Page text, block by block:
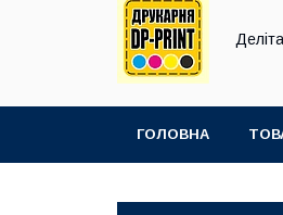
ГОЛОВНА